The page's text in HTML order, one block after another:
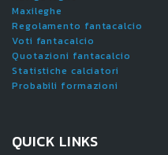
Maxileghe
Regolamento fantacalcio
Voti fantacalcio
Quotazioni fantacalcio
Statistiche calciatori
Probabili formazioni
QUICK LINKS